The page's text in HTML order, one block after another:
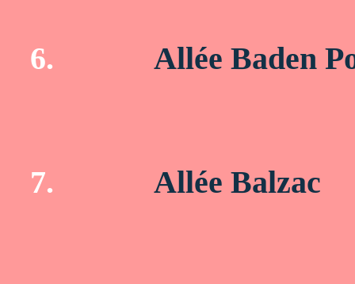
6. Allée Baden
7. Allée Balzac